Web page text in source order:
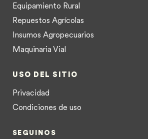
Equipamiento Rural
Repuestos Agrícolas
Insumos Agropecuarios
Maquinaria Vial
USO DEL SITIO
Privacidad
Condiciones de uso
SEGUINOS